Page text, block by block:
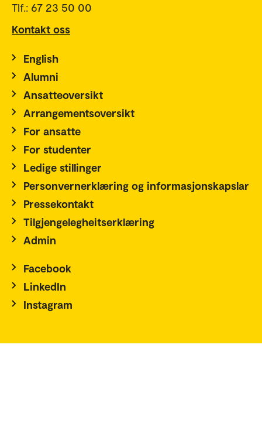
Tlf.: 67 23 50 00
Kontakt oss
English
Alumni
Ansatteoversikt
Arrangementsoversikt
For ansatte
For studenter
Ledige stillinger
Personvernerklæring og informasjonskapslar
Pressekontakt
Tilgjengelegheitserklæring
Admin
Facebook
LinkedIn
Instagram